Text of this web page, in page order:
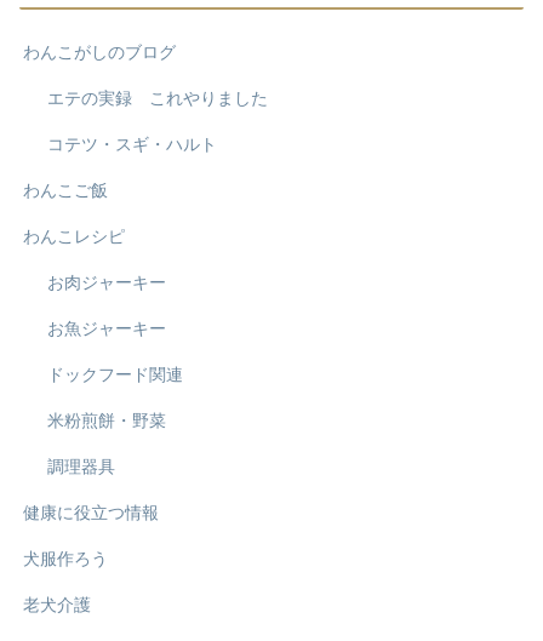
わんこがしのブログ
エテの実録 これやりました
コテツ・スギ・ハルト
わんこご飯
わんこレシピ
お肉ジャーキー
お魚ジャーキー
ドックフード関連
米粉煎餅・野菜
調理器具
健康に役立つ情報
犬服作ろう
老犬介護